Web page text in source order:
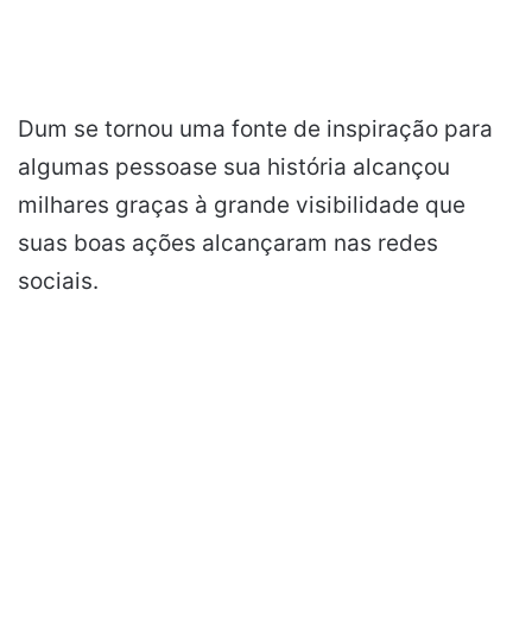
Dum se tornou uma fonte de inspiração para
algumas pessoase sua história alcançou
milhares graças à grande visibilidade que
suas boas ações alcançaram nas redes
sociais.